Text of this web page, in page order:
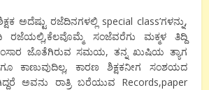
ಅದೆಷ್ಟು ರಜೆದಿನಗಳಲ್ಲಿ special class’ಗಳನ್ನು,
ರಜೆಯಲ್ಲಿ,ಕೆಲವೊಮ್ಮೆ ಸಂಜೆವರೆಗು ಮಕ್ಮಳ ತಿದ್ದಿ
ಜೊತೆಗಿರುವ ಸಮಯ, ತನ್ನ ಖುಷಿಯ ತ್ಯಾಗ
ಕಾಣುವುದಿಲ್ಲ, ಕಾರಣ ಶಿಕ್ಷಕನೀಗ ಸಂಶಯದ
ಅವನು ರಾತ್ರಿ ಬರೆಯುವ Records,paper